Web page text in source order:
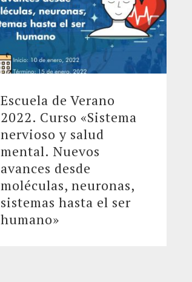
Escuela de Verano
2022. Curso «Sistema
nervioso y salud
mental. Nuevos
avances desde
moléculas, neuronas,
sistemas hasta el ser
humano»